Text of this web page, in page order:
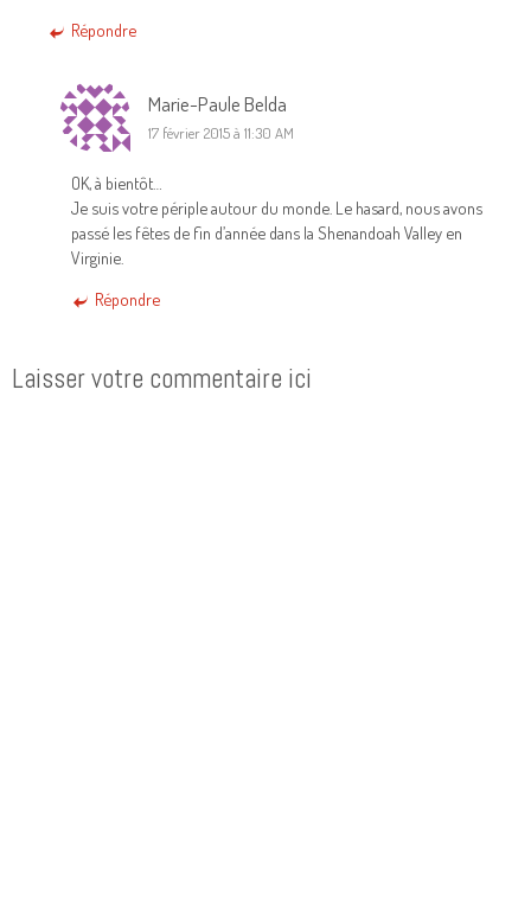
Répondre
Marie-Paule Belda
17 février 2015 à 11:30 AM
OK, à bientôt…
Je suis votre périple autour du monde. Le hasard, nous avons
passé les fêtes de fin d’année dans la Shenandoah Valley en
Virginie.
Répondre
Laisser votre commentaire ici